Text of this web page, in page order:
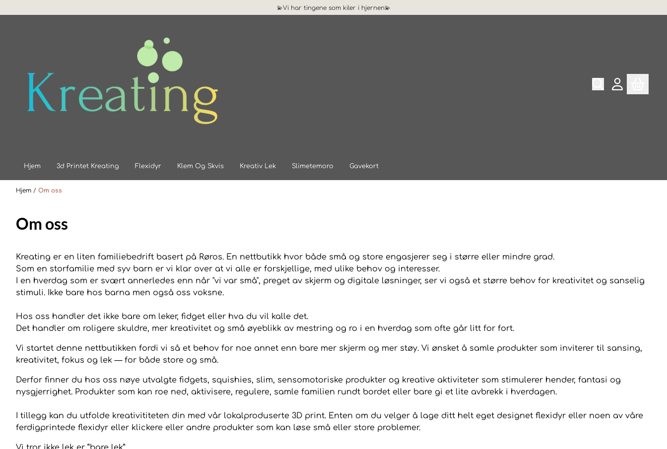
💫Vi har tingene som kiler i hjernen💫
Hjem 3d Printet Kreating Flexidyr Klem Og Skvis Kreativ Lek Slimetemoro Gavekort
Hjem / Om oss
Om oss
Kreating er en liten familiebedrift basert på Røros. En nettbutikk hvor både små og store engasjerer seg i større eller mindre grad.
Som en storfamilie med syv barn er vi klar over at vi alle er forskjellige, med ulike behov og interesser.
I en hverdag som er svært annerledes enn når "vi var små", preget av skjerm og digitale løsninger, ser vi også et større behov for kreativitet og sanselig
stimuli. Ikke bare hos barna men også oss voksne.
Hos oss handler det ikke bare om leker, fidget eller hva du vil kalle det.
Det handler om roligere skuldre, mer kreativitet og små øyeblikk av mestring og ro i en hverdag som ofte går litt for fort.
Vi startet denne nettbutikken fordi vi så et behov for noe annet enn bare mer skjerm og mer støy. Vi ønsket å samle produkter som inviterer til sansing,
kreativitet, fokus og lek — for både store og små.
Derfor finner du hos oss nøye utvalgte fidgets, squishies, slim, sensomotoriske produkter og kreative aktiviteter som stimulerer hender, fantasi og
nysgjerrighet. Produkter som kan roe ned, aktivisere, regulere, samle familien rundt bordet eller bare gi et lite avbrekk i hverdagen.
I tillegg kan du utfolde kreativititeten din med vår lokalproduserte 3D print. Enten om du velger å lage ditt helt eget designet flexidyr eller noen av våre
ferdigprintede flexidyr eller klickere eller andre produkter som kan løse små eller store problemer.